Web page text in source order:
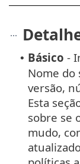
• Básico -
Nome do
versão,
Esta
sobre se
mudo,